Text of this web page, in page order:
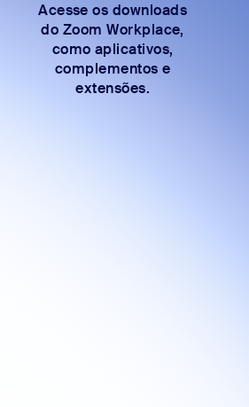
Acesse os downloads
do Zoom Workplace,
como aplicativos,
complementos e
extensões.